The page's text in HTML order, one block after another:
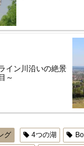
イン川沿いの絶景
～
グ 4つの湖